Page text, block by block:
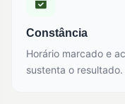
Constância
Horário marcado e
sustenta o resultado.